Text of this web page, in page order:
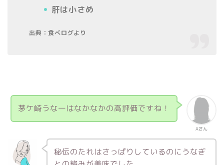
肝は小さめ
出典：食べログより
Aさん
茅ケ崎うな一はなかなかの高評価ですね！
秘伝のたれはさっぱりしているのにうなぎ